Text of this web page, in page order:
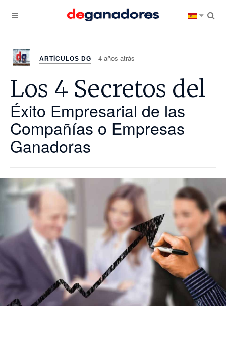
ARTÍCULOS DG 4 años atrás
Los 4 Secretos del
Éxito Empresarial de las
Compañías o Empresas
Ganadoras